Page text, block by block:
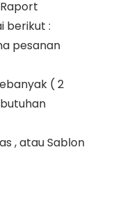
berikut :
pesanan
( 2
, atau Sablon